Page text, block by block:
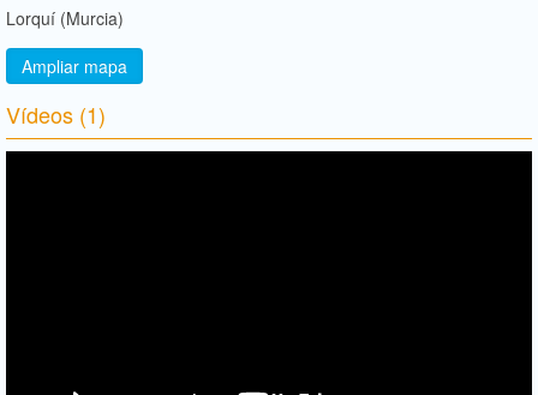
Lorquí (Murcia)
Ampliar mapa
Vídeos (1)